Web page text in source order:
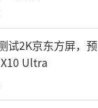
试2K京东方屏，预
Ultra